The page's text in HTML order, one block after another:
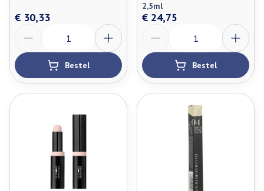
€ 30,33
Bestel
2,5ml
€ 24,75
Bestel